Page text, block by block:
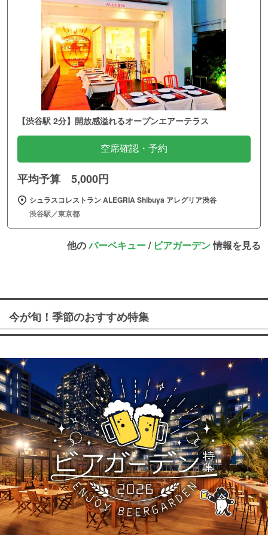
【渋谷駅 2分】開放感溢れるオープンエアーテラス
空席確認・予約
平均予算 5,000円
シュラスコレストラン ALEGRIA Shibuya アレグリア渋谷
渋谷駅／東京都
他のバーベキュー/ ビアガーデン情報を見る
今が旬！季節のおすすめ特集